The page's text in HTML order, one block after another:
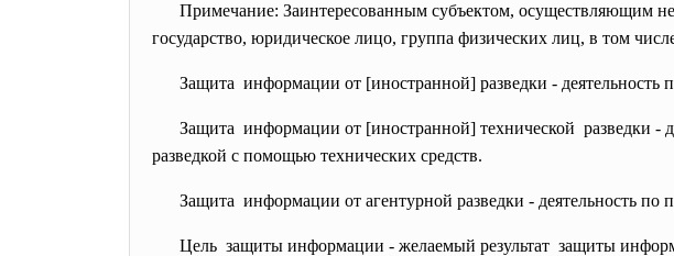
Примечание: Заинтересованным субъектом, осуществляющим
государство, юридическое лицо, группа физических лиц, в том
Защита информации от [иностранной] разведки -
Защита информации от [иностранной] технической разведки
разведкой с помощью технических средств.
Защита информации от агентурной разведки - деятельность
Цель защиты информации - желаемый результат защиты